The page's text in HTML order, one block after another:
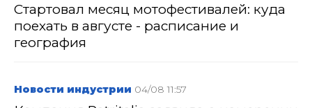
Стартовал месяц мотофестивалей: куда
поехать в августе - расписание и
география
Новости индустрии 04/08 11:57